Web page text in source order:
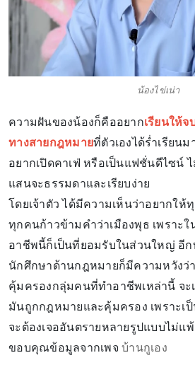
น้องไข่เน่า
ความฝันของน้องก็คืออยากเรียนให้จ
ทางสายกฎหมายที่ตัวเองได้ร่ำเรียน
อยากเปิดคาเฟ่ หรือเป็นแฟชั่นดีไซน์
แสนจะธรรมดาและเรียบง่าย
โดยเจ้าตัว ได้มีความเห็นว่าอยากให้
ทุกคนก้าวข้ามคำว่าเมืองพุธ เพราะ
อาชีพนี้ก็เป็นที่ยอมรับในส่วนใหญ่ อีก
นักศึกษาด้านกฎหมายก็มีความหวังว่
คุ้มครองกลุ่มคนที่ทำอาชีพเหล่านี้ จะ
มันถูกกฎหมายและคุ้มครอง เพราะเ
จะต้องเจออันตรายหลายรูปแบบไม่แ
ขอบคุณข้อมูลจากเพจ บ้านกูเอง